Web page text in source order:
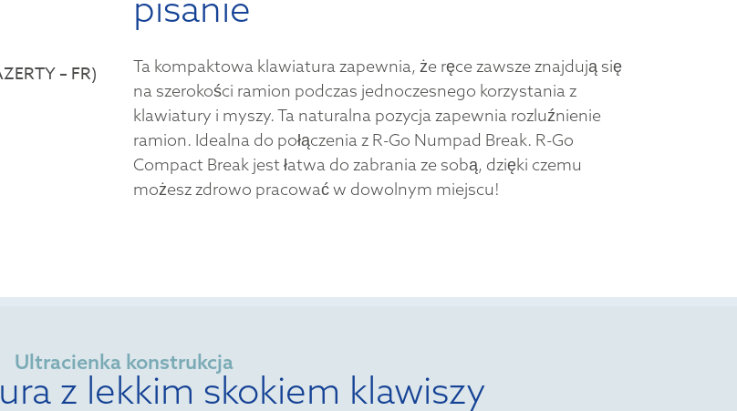
Ta kompaktowa klawiatura zapewnia, że ręce zawsze znajdują się
na szerokości ramion podczas jednoczesnego korzystania z
klawiatury i myszy. Ta naturalna pozycja zapewnia rozluźnienie
ramion. Idealna do połączenia z R-Go Numpad Break. R-Go
Compact Break jest łatwa do zabrania ze sobą, dzięki czemu
możesz zdrowo pracować w dowolnym miejscu!
Ultracienka konstrukcja
z lekkim skokiem klawiszy